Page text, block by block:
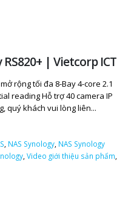
| Vietcorp ICT
rộng tối đa 8-Bay 4-core 2.1
reading Hỗ trợ 40 camera IP
quý khách vui lòng liên...
NAS Synology, NAS Synology
Video giới thiệu sản phẩm